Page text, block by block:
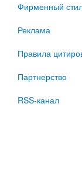
Фирменный
Реклама
Правила
Партнерство
RSS-канал